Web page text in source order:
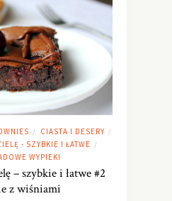
/ CIASTA I DESERY /
- SZYBKIE I ŁATWE /
WYPIEKI
– szybkie i łatwe #2
z wiśniami